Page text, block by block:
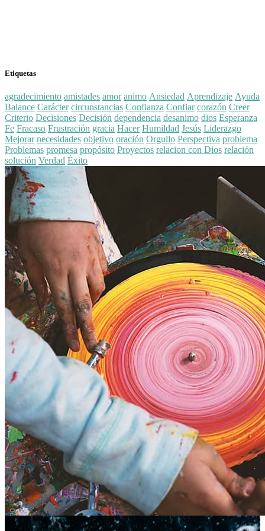
Etiquetas
agradecimiento amistades amor animo Ansiedad Aprendizaje Ayuda
Balance Carácter circunstancias Confianza Confiar corazón Creer
Criterio Decisiones Decisión dependencia desanimo dios Esperanza
Fe Fracaso Frustración gracia Hacer Humildad Jesús Liderazgo
Mejorar necesidades objetivo oración Orgullo Perspectiva problema
Problemas promesa propósito Proyectos relacion con Dios relación
solución Verdad Éxito